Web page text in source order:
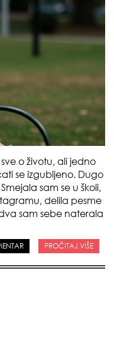
o životu, ali jedno
se izgubljeno. Dugo
sam se u školi,
delila pesme
sam sebe naterala
PROČITAJ VIŠE